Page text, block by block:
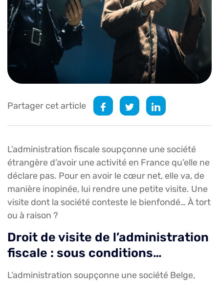
Partager cet article
L’administration fiscale soupçonne une société
étrangère d’avoir une activité en France qu’elle ne
déclare pas. Pour en avoir le cœur net, elle va, de
manière inopinée, lui rendre une petite visite. Une
visite dont la société conteste le bienfondé… À tort
ou à raison ?
Droit de visite de l’administration
fiscale : sous conditions…
L’administration soupçonne une société Belge,